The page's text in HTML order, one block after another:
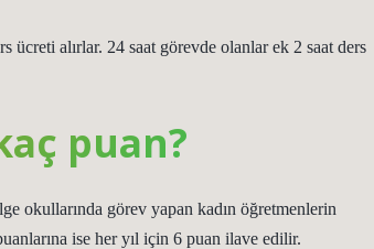
ücreti alırlar. 24 saat görevde olanlar ek 2 saat ders
puan?
okullarında görev yapan kadın öğretmenlerin
ise her yıl için 6 puan ilave edilir.